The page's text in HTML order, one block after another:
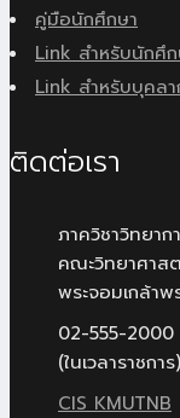
คู่มือนักศึกษา
Link สำหรับนักศึก
Link สำหรับบุคลา
ติดต่อเรา
ภาควิชาวิทยาก
คณะวิทยาศาส
พระจอมเกล้าพ
02-555-
(ในเวลาราชการ)
CIS KMUTNB